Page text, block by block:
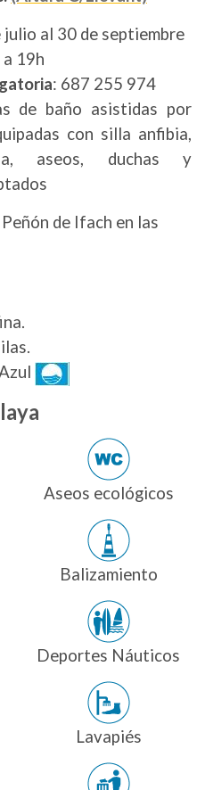
al 30 de septiembre
19h
: 687 255 974
de baño asistidas por
con silla anfibia,
aseos, duchas y
de Ifach en las
Aseos ecológicos
Balizamiento
Deportes Náuticos
Lavapiés